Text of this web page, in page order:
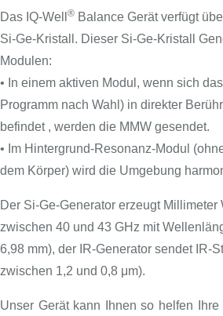
Das IQ-Well ® Balance Gerät verfügt
Si-Ge-Kristall. Dieser Si-Ge-Kristall
Modulen:
• In einem aktiven Modul, wenn sich
Programm nach Wahl) in direkter
befindet , werden die MMW gesendet.
• Im Hintergrund-Resonanz-Modul
dem Körper) wird die Umgebung
Der Si-Ge-Generator erzeugt
zwischen 40 und 43 GHz mit
6,98 mm), der IR-Generator sendet IR-
zwischen 1,2 und 0,8 μm).
Unser Gerät kann Ihnen so helfen